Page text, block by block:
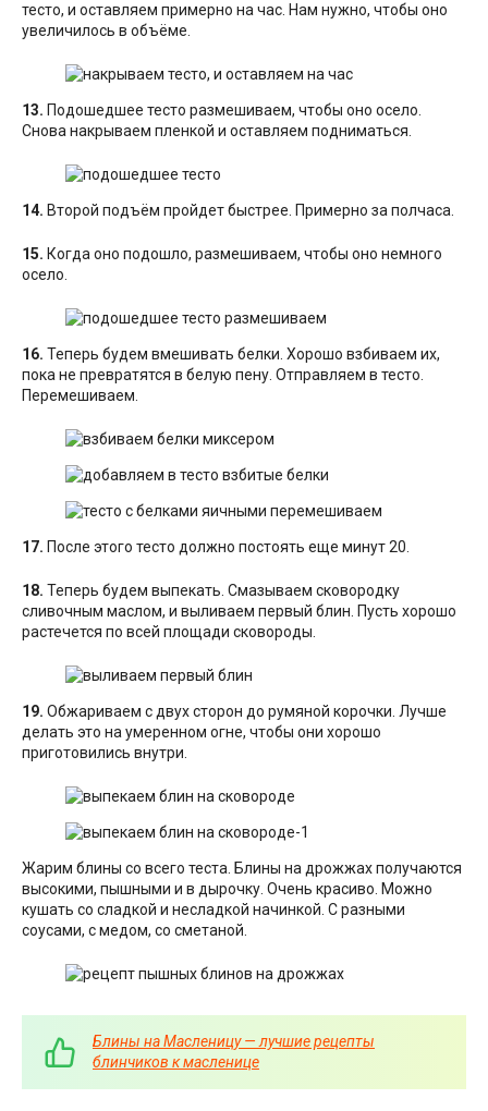
тесто, и оставляем примерно на час. Нам нужно, чтобы оно
увеличилось в объёме.
13. Подошедшее тесто размешиваем, чтобы оно осело.
Снова накрываем пленкой и оставляем подниматься.
14. Второй подъём пройдет быстрее. Примерно за полчаса.
15. Когда оно подошло, размешиваем, чтобы оно немного
осело.
16. Теперь будем вмешивать белки. Хорошо взбиваем их,
пока не превратятся в белую пену. Отправляем в тесто.
Перемешиваем.
17. После этого тесто должно постоять еще минут 20.
18. Теперь будем выпекать. Смазываем сковородку
сливочным маслом, и выливаем первый блин. Пусть хорошо
растечется по всей площади сковороды.
19. Обжариваем с двух сторон до румяной корочки. Лучше
делать это на умеренном огне, чтобы они хорошо
приготовились внутри.
Жарим блины со всего теста. Блины на дрожжах получаются
высокими, пышными и в дырочку. Очень красиво. Можно
кушать со сладкой и несладкой начинкой. С разными
соусами, с медом, со сметаной.
Блины на Масленицу — лучшие рецепты
блинчиков к масленице